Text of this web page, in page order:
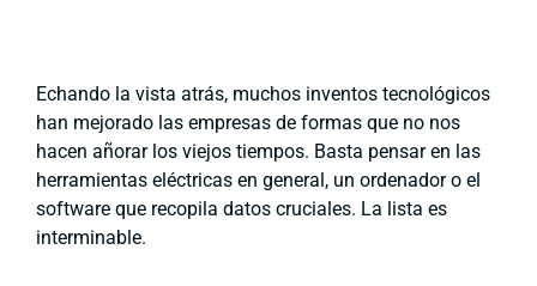
Echando la vista atrás, muchos inventos tecnológicos
han mejorado las empresas de formas que no nos
hacen añorar los viejos tiempos. Basta pensar en las
herramientas eléctricas en general, un ordenador o el
software que recopila datos cruciales. La lista es
interminable.